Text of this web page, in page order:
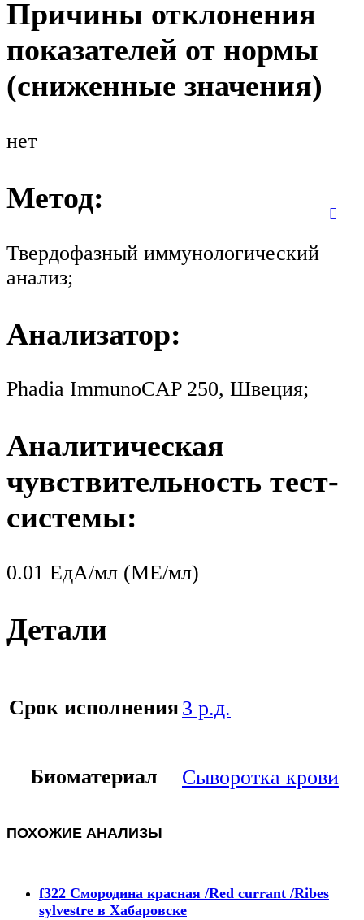
Причины отклонения
показателей от нормы
(сниженные значения)
нет
Метод:
Твердофазный иммунологический
анализ;
Анализатор:
Phadia ImmunoCAP 250, Швеция;
Аналитическая
чувствительность тест-
системы:
0.01 ЕдА/мл (МЕ/мл)
Детали
Срок исполнения3 р.д.
Биоматериал Сыворотка крови
ПОХОЖИЕ АНАЛИЗЫ
f322 Смородина красная /Red currant /Ribes
sylvestre в Хабаровске